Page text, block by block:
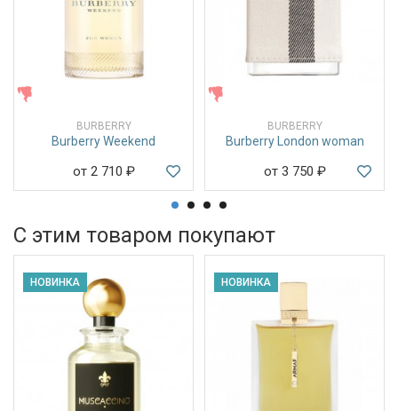
BURBERRY
Burberry Weekend
от 2 710 ₽
BURBERRY
Burberry London woman
от 3 750 ₽
С этим товаром покупают
НОВИНКА НОВИНКА